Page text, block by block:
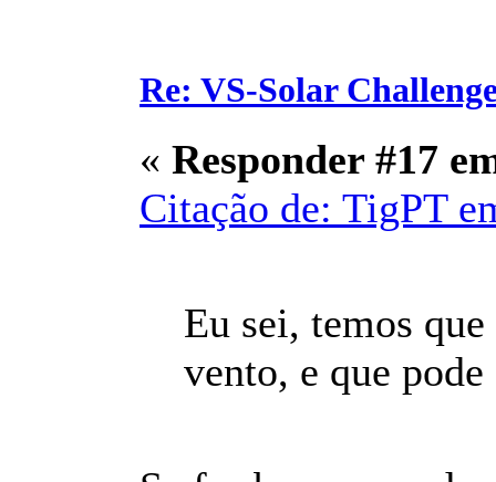
Re: VS-Solar
« Responder #17
Citação de: TigPT
Eu sei, temos
vento, e que